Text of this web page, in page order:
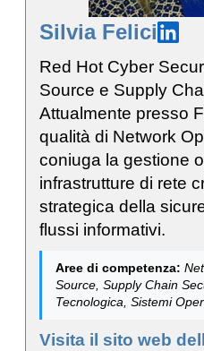
Silvia Felici
Red Hot Cyber
Source e Supply
Attualmente presso
qualità di Network
coniuga la gestione
infrastrutture di rete
strategica della
flussi informativi.
Aree di competenza:
Source, Supply Chain
Tecnologica, Sistemi
Visita il sito web